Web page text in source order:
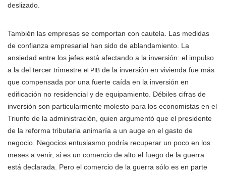
deslizado.
También las empresas se comportan con cautela. Las medidas
de confianza empresarial han sido de ablandamiento. La
ansiedad entre los jefes está afectando a la inversión: el impulso
a la del tercer trimestre el PIB de la inversión en vivienda fue más
que compensada por una fuerte caída en la inversión en
edificación no residencial y de equipamiento. Débiles cifras de
inversión son particularmente molesto para los economistas en el
Triunfo de la administración, quien argumentó que el presidente
de la reforma tributaria animaría a un auge en el gasto de
negocio. Negocios entusiasmo podría recuperar un poco en los
meses a venir, si es un comercio de alto el fuego de la guerra
está declarada. Pero el comercio de la guerra sólo es en parte